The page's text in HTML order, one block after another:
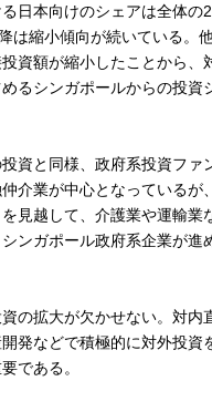
日本向けのシェアは全体の2
は縮小傾向が続いている。
資額が縮小したことから、
るシンガポールからの投資
資と同様、政府系投資ファ
介業が中心となっているが
見越して、介護業や運輸業
ンガポール政府系企業が進
の拡大が欠かせない。対内
発などで積極的に対外投資
である。